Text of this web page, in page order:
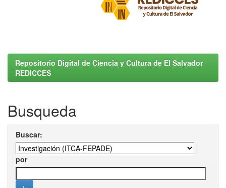
Repositorio Digital de Ciencia y Cultura de El Salvador
REDICCES
Busqueda
Buscar:
por